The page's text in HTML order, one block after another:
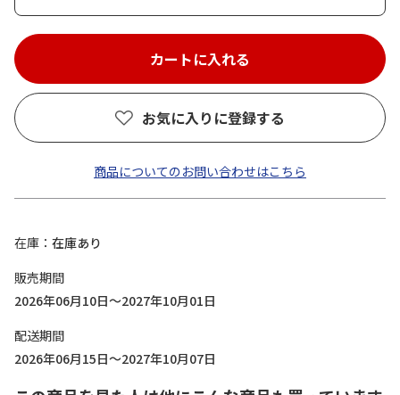
お気に入りに登録する
商品についてのお問い合わせはこちら
在庫
在庫あり
販売期間
2026年06月10日～2027年10月01日
配送期間
2026年06月15日～2027年10月07日